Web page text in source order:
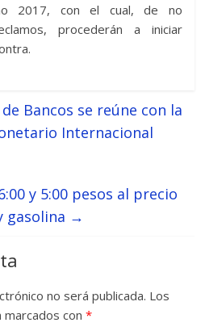
2017, con el cual, de no
procederán a iniciar
Bancos se reúne con la
Internacional
y 5:00 pesos al precio
gasolina →
no será publicada. Los
marcados con*